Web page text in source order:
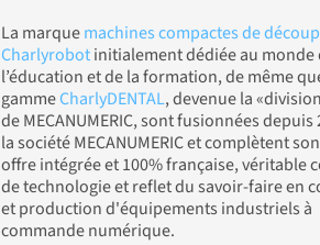
La marquemachines compactes de
Charlyrobotinitialement dédiée au monde
l’éducation et de la formation, de même
gammeCharlyDENTAL, devenue la
de MECANUMERIC, sont fusionnées depuis
la société MECANUMERIC et complètent son
offre intégrée et 100% française, véritable
de technologie et reflet du savoir-faire en
et production d'équipements industriels à
commande numérique.